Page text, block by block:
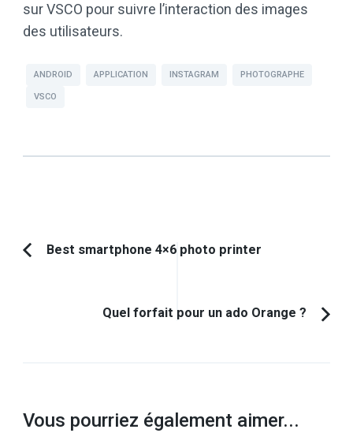
sur VSCO pour suivre l’interaction des images
des utilisateurs.
ANDROID APPLICATION INSTAGRAM PHOTOGRAPHE
VSCO
Navigation
Article
Best smartphone 4×6 photo printer
Quel forfait pour un ado Orange ?
Vous pourriez également aimer...